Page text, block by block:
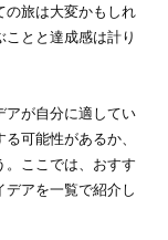
の旅は大変かもしれ
ことと達成感は計り
アが自分に適してい
可能性があるか、
。ここでは、おすす
アを一覧で紹介し